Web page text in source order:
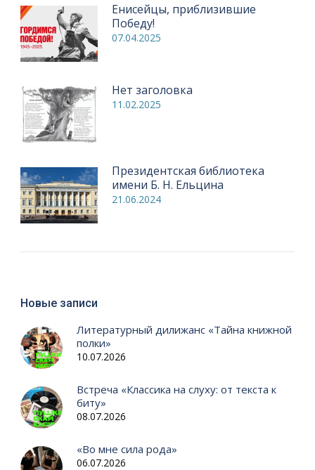
Енисейцы, приблизившие
Победу!
07.04.2025
Нет заголовка
11.02.2025
Президентская библиотека
имени Б. Н. Ельцина
21.06.2024
Новые записи
Литературный дилижанс «Тайна книжной
полки»
10.07.2026
Встреча «Классика на слуху: от текста к
биту»
08.07.2026
«Во мне сила рода»
06.07.2026